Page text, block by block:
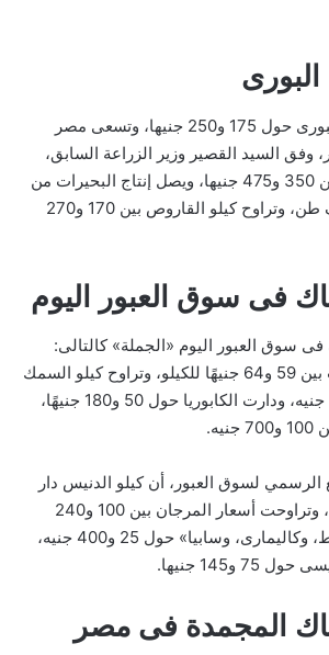
ودارت أسعار سمك البورى حول 175 و250 جنيها، وتسعى مصر
وفق السيد القصير وزير الزراعة السابق،
وتراوح كيلو الدنيس بين 350 و475 جنيها، ويصل إنتاج البحيرات من
الأسماك إلى 183 ألف طن، وتراوح كيلو القاروص بين 170 و270
فى سوق العبور اليوم
سوق العبور اليوم «الجملة» كالتالى:
أسعار البلطى تراوحت بين 59 و64 جنيهًا للكيلو، وتراوح كيلو السمك
البورى بين 100 و240 جنيه، ودارت الكابوريا حول 50 و180 جنيهًا،
لسوق العبور، أن كيلو الدنيس دار
حول 275 و425 جنيهًا، وتراوحت أسعار المرجان بين 100 و240
جنيها، ودار كيلو «سبيط، وكاليمارى، وسابيا» حول 25 و400 جنيه،
و145 جنيها.
المجمدة فى مصر